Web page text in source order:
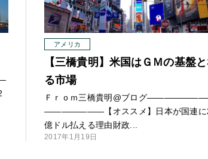
アメリカ
【三橋貴明】米国はＧＭの基盤
る市場
Ｆｒｏｍ三橋貴明@ブログ———————
———————【オススメ】日本が国連に
億ドル払える理由財政...
2017年1月19日